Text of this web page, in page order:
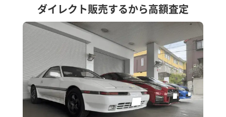
ダイレクト販売するから高額査定